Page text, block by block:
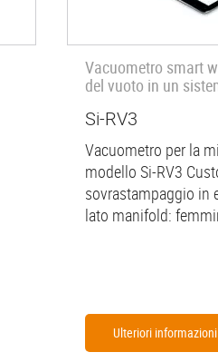
Vacuometro smart
del vuoto in un
Si-RV3
Vacuometro per la
modello Si-RV3
sovrastampaggio in
lato manifold:
Ulteriori informazioni